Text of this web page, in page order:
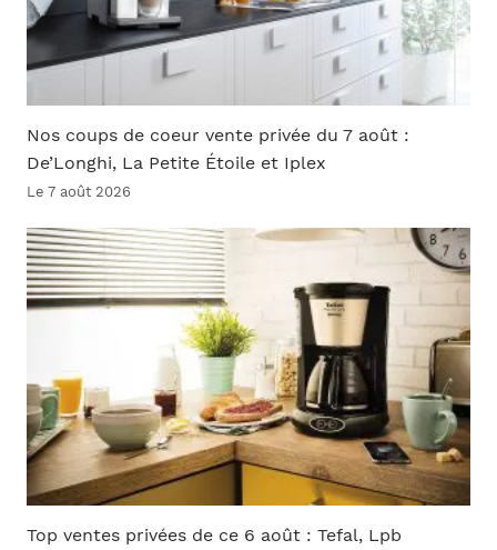
Nos coups de coeur vente privée du 7 août :
De’Longhi, La Petite Étoile et Iplex
Le 7 août 2026
Top ventes privées de ce 6 août : Tefal, Lpb